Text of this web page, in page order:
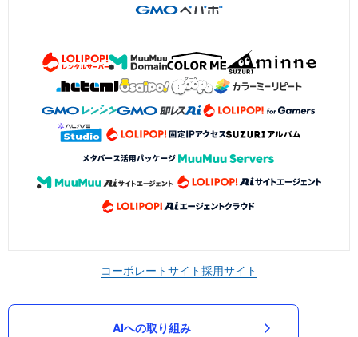
コーポレートサイト採用サイト
AIへの取り組み